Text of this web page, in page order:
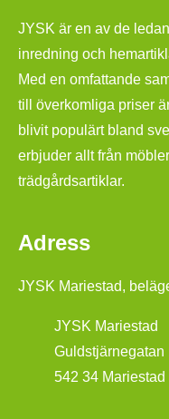
JYSK är en av de
inredning och
Med en omfattande
till överkomliga priser
blivit populärt bland
erbjuder allt från
trädgårdsartiklar.
Adress
JYSK Mariestad,
JYSK Mariestad
Guldstjärnegatan
542 34 Mariestad